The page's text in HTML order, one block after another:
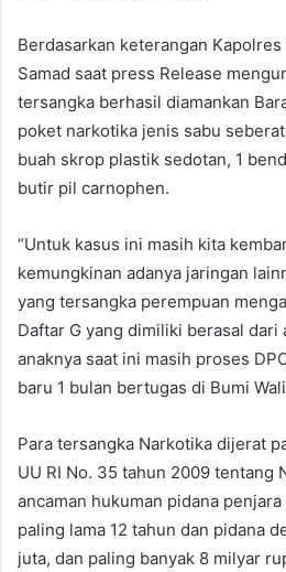
Berdasarkan keterangan Kapolres
Samad saat press Release
tersangka berhasil diamankan
poket narkotika jenis sabu seberat
buah skrop plastik sedotan, 1
butir pil carnophen.
“Untuk kasus ini masih kita
kemungkinan adanya jaringan
yang tersangka perempuan
Daftar G yang dimiliki berasal dari
anaknya saat ini masih proses
baru 1 bulan bertugas di Bumi
Para tersangka Narkotika dijerat
UU RI No. 35 tahun 2009 tentang
ancaman hukuman pidana
paling lama 12 tahun dan pidana
juta, dan paling banyak 8 milyar